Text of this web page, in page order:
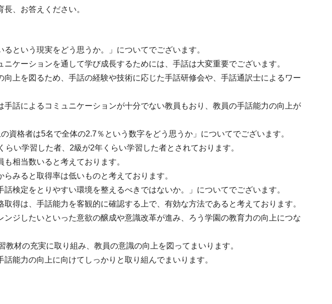
、お答えください。
という現実をどう思うか。」についてでございます。
ケーションを通して学び成長するためには、手話は大変重要でございます。
上を図るため、手話の経験や技術に応じた手話研修会や、手話通訳士によるワー
話によるコミュニケーションが十分でない教員もおり、教員の手話能力の向上が
資格者は5名で全体の2.7％という数字をどう思うか」についてでございます。
い学習した者、2級が2年くらい学習した者とされております。
相当数いると考えております。
みると取得率は低いものと考えております。
検定をとりやすい環境を整えるべきではないか。」についてでございます。
得は、手話能力を客観的に確認する上で、有効な方法であると考えております。
ジしたいといった意欲の醸成や意識改革が進み、ろう学園の教育力の向上につな
材の充実に取り組み、教員の意識の向上を図ってまいります。
能力の向上に向けてしっかりと取り組んでまいります。